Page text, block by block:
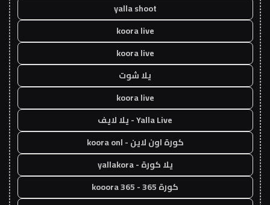
yalla shoot
koora live
koora live
يلا شوت
koora live
Yalla Live - يلا لايف
كورة اون لاين - koora onl
يلا كورة - yallakora
كورة 365 - kooora 365